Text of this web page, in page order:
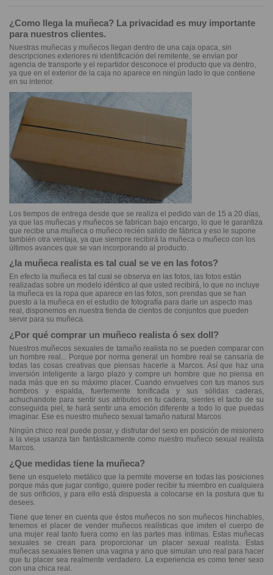
¿Como llega la muñeca? La privacidad es muy importante
para nuestros clientes.
Nuestras muñecas y muñecos llegan dentro de una caja opaca, sin
descripciones exteriores ni identificación del remitente, se envían por
agencia de transporte y el repartidor desconoce el producto que va dentro,
ya que en el exterior de la caja no aparece en ningún lado lo que contiene
en su interior.
Los tiempos de entrega desde que se realiza el pedido van de 15 a 20 días,
ya que las muñecas y muñecos se fabrican bajo encargo, lo que le garantiza
que recibe una muñeca o muñeco recién salido de fábrica y eso le supone
también otra ventaja, ya que siempre recibirá la muñeca o muñeco con los
últimos avances que se van incorporando al producto.
¿la muñeca realista es tal cual se ve en las fotos?
En efecto la muñeca es tal cual se observa en las fotos, las fotos están
realizadas sobre un modelo idéntico al que usted recibirá, lo que no incluye
la muñeca es la ropa que aparece en las fotos, son prendas que se han
puesto a la muñeca en el estudio de fotografía para darle un aspecto mas
real, disponemos en nuestra tienda de cientos de conjuntos que pueden
servir para su muñeca.
¿Por qué comprar un muñeco realista ó sex doll?
Nuestros muñecos sexuales de tamaño realista no se pueden comparar con
un hombre real... Porque por norma general un hombre real se cansaría de
todas las cosas creativas que piensas hacerle a Marcos. Así que haz una
inversión inteligente a largo plazo y compre un hombre que no piensa en
nada más que en su máximo placer. Cuando envuelves con tus manos sus
hombros y espalda, fuertemente tonificada y sus sólidas caderas,
achuchandote para sentir sus atributos en tu cadera, sientes el tacto de su
conseguida piel, te hará sentir una emoción diferente a todo lo que puedas
imaginar. Ese es nuestro muñeco sexual tamaño natural Marcos
Ningún chico real puede posar, y disfrutar del sexo en posición de misionero
a la vieja usanza tan fantásticamente como nuestro muñeco sexual realista
Marcos.
¿Que medidas tiene la muñeca?
tiene un esqueleto metálico que la permite moverse en todas las posiciones
porque más que jugar contigo, quiere poder recibir tu miembro en cualquiera
de sus orificios, y para ello está dispuesta a colocarse en la postura que tu
desees.
Tiene que tener en cuenta que éstos muñecos no son muñecos hinchables,
tenemos el placer de vender muñecos realísticas que imiten el cuerpo de
una mujer real tanto fuera como en las partes mas íntimas. Estas muñecas
sexuales se crean para proporcionar un placer sexual realista. Estas
muñecas sexuales tienen una vagina y ano que simulan uno real para hacer
que tu placer sea realmente verdadero. La experiencia es como tener sexo
con una chica real.